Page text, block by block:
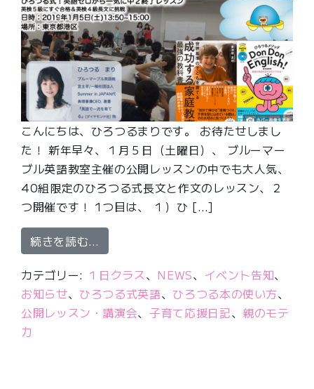
こんにちは、ひろつるまりです。 お待たせしまし
た！ 新年早々、１月５日（土曜日）、 ブルーマー
ブル英語教室主催の公開レッスンの中でも大人気、
40組限定のひろつる式長文と作文のレッスン、２
つ開催です！ 1つ目は、 １）ひ […]
続きを読む…
カテゴリー: １日クラス、 NEWS、 イベント告知、
お知らせ、 ひろつる式英語、 ひろつる本の使い方、
公開レッスン・講演会、子育て応援日記、 親のモテ
力